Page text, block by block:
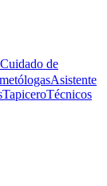
Cuidado de
Asistente
TapiceroTécnicos